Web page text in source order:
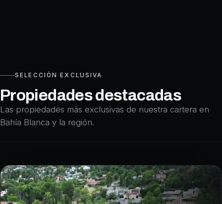
SELECCIÓN EXCLUSIVA
Propiedadesdestacadas
Las propiedades más exclusivas de nuestra cartera en
Bahía Blanca y la región.